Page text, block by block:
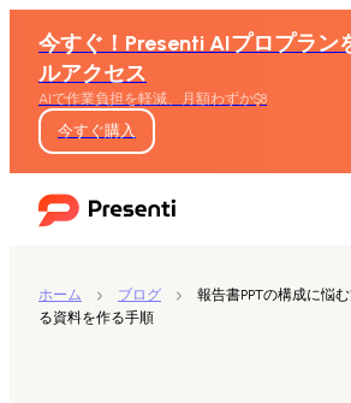
今すぐ！Presenti AIプロプラン
ルアクセス
AIで作業負担を軽減、月額わずか$8
今すぐ購入
ホーム ブログ
報告書PPTの構成に悩
る資料を作る手順